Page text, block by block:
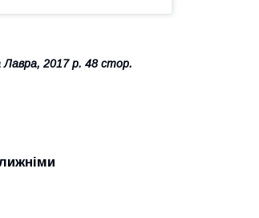
Лавра, 2017 р. 48 стор.